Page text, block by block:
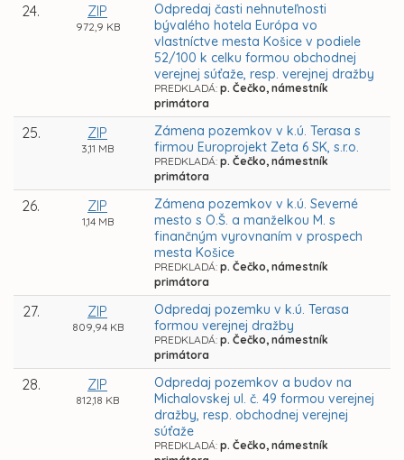
24. ZIP
972,9 KB
Odpredaj časti nehnuteľnosti
bývalého hotela Európa vo
vlastníctve mesta Košice v podiele
52/100 k celku formou obchodnej
verejnej súťaže, resp. verejnej dražby
PREDKLADÁ: p. Čečko, námestník
primátora
25. ZIP
3,11 MB
Zámena pozemkov v k.ú. Terasa s
firmou Europrojekt Zeta 6 SK, s.r.o.
PREDKLADÁ: p. Čečko, námestník
primátora
26. ZIP
1,14 MB
Zámena pozemkov v k.ú. Severné
mesto s O.Š. a manželkou M. s
finančným vyrovnaním v prospech
mesta Košice
PREDKLADÁ: p. Čečko, námestník
primátora
27. ZIP
809,94 KB
Odpredaj pozemku v k.ú. Terasa
formou verejnej dražby
PREDKLADÁ: p. Čečko, námestník
primátora
28. ZIP
812,18 KB
Odpredaj pozemkov a budov na
Michalovskej ul. č. 49 formou verejnej
dražby, resp. obchodnej verejnej
súťaže
PREDKLADÁ: p. Čečko, námestník